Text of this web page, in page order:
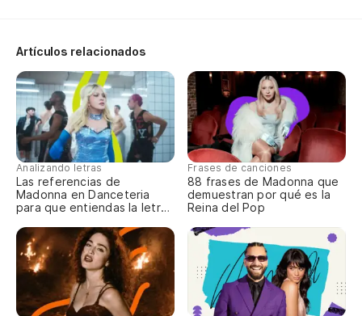
Artículos relacionados
Analizando letras
Las referencias de
Madonna en Danceteria
para que entiendas la letra
Frases de canciones
88 frases de Madonna que
demuestran por qué es la
Reina del Pop